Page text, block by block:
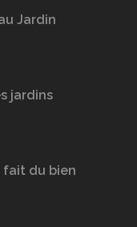
Jardin
jardins
fait du bien